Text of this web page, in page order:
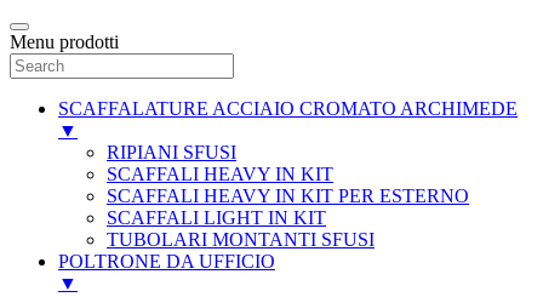
Menu prodotti
SCAFFALATURE ACCIAIO CROMATO ARCHIMEDE
▼
RIPIANI SFUSI
SCAFFALI HEAVY IN KIT
SCAFFALI HEAVY IN KIT PER ESTERNO
SCAFFALI LIGHT IN KIT
TUBOLARI MONTANTI SFUSI
POLTRONE DA UFFICIO
▼